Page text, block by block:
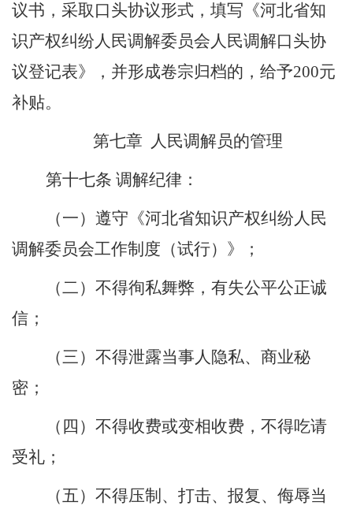
议书，采取口头协议形式，填写《河北省知
识产权纠纷人民调解委员会人民调解口头协
议登记表》，并形成卷宗归档的，给予200元
补贴。
第七章 人民调解员的管理
第十七条 调解纪律：
（一）遵守《河北省知识产权纠纷人民
调解委员会工作制度（试行） 》；
（二）不得徇私舞弊，有失公平公正诚
信；
（三）不得泄露当事人隐私、商业秘
密；
（四）不得收费或变相收费，不得吃请
受礼；
（五）不得压制、打击、报复、侮辱当